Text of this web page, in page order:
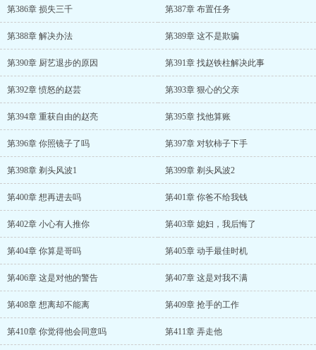
第386章 损失三千 第387章 布置任务
第388章 解决办法 第389章 这不是欺骗
第390章 厨艺退步的原因 第391章 找赵铁柱解决此事
第392章 愤怒的赵芸 第393章 狠心的父亲
第394章 重获自由的赵亮 第395章 找他算账
第396章 你照镜子了吗 第397章 对软柿子下手
第398章 剃头风波1 第399章 剃头风波2
第400章 想再进去吗 第401章 你爸不给我钱
第402章 小心有人推你 第403章 媳妇，我后悔了
第404章 你算是哥吗 第405章 动手最佳时机
第406章 这是对他的警告 第407章 这是对我不满
第408章 想离却不能离 第409章 抢手的工作
第410章 你觉得他会同意吗 第411章 弄走他